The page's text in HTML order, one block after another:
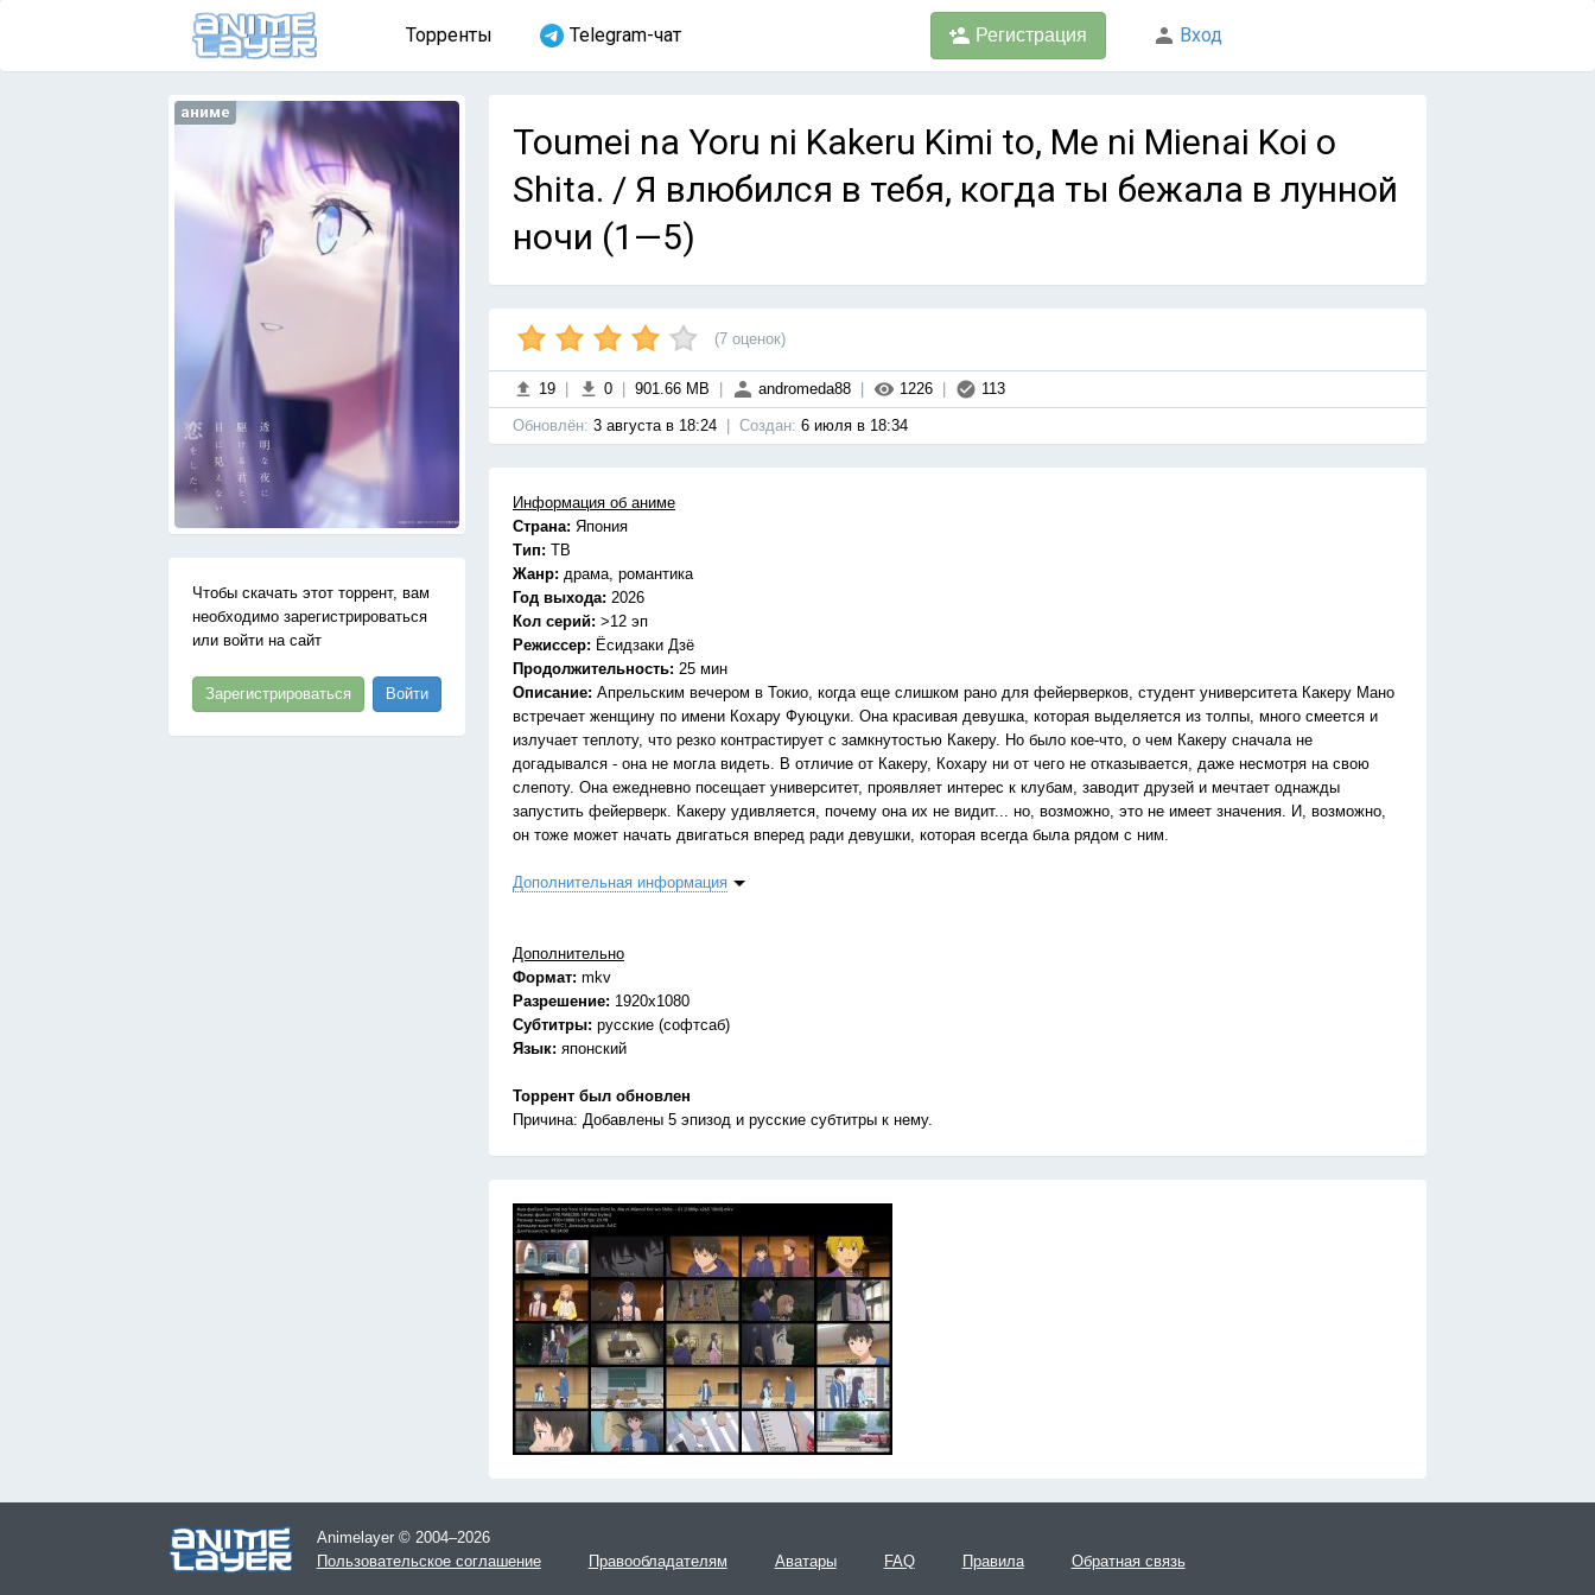
Торренты Telegram-чат Регистрация Вход
аниме
Чтобы скачать этот торрент, вам
необходимо зарегистрироваться
или войти на сайт
Зарегистрироваться Войти
Toumei na Yoru ni Kakeru Kimi to, Me ni Mienai Koi o
Shita. / Я влюбился в тебя, когда ты бежала в лунной
ночи (1—5)
(7 оценок)
19 0 901.66 MB andromeda88 1226 113
Обновлён: 3 августа в 18:24 Cоздан: 6 июля в 18:34
Информация об аниме
Страна: Япония
Тип: ТВ
Жанр: драма, романтика
Год выхода: 2026
Кол серий: >12 эп
Режиссер: Ёсидзаки Дзё
Продолжительность: 25 мин
Описание: Апрельским вечером в Токио, когда еще слишком рано для фейерверков, студент университета Какеру Мано
встречает женщину по имени Кохару Фуюцуки. Она красивая девушка, которая выделяется из толпы, много смеется и
излучает теплоту, что резко контрастирует с замкнутостью Какеру. Но было кое-что, о чем Какеру сначала не
догадывался - она не могла видеть. В отличие от Какеру, Кохару ни от чего не отказывается, даже несмотря на свою
слепоту. Она ежедневно посещает университет, проявляет интерес к клубам, заводит друзей и мечтает однажды
запустить фейерверк. Какеру удивляется, почему она их не видит... но, возможно, это не имеет значения. И, возможно,
он тоже может начать двигаться вперед ради девушки, которая всегда была рядом с ним.
Дополнительная информация
Дополнительно
Формат: mkv
Разрешение: 1920x1080
Субтитры: русские (софтсаб)
Язык: японский
Торрент был обновлен
Причина: Добавлены 5 эпизод и русские субтитры к нему.
Animelayer © 2004–2026
Пользовательское соглашение
Правообладателям Аватары FAQ Правила Обратная связь